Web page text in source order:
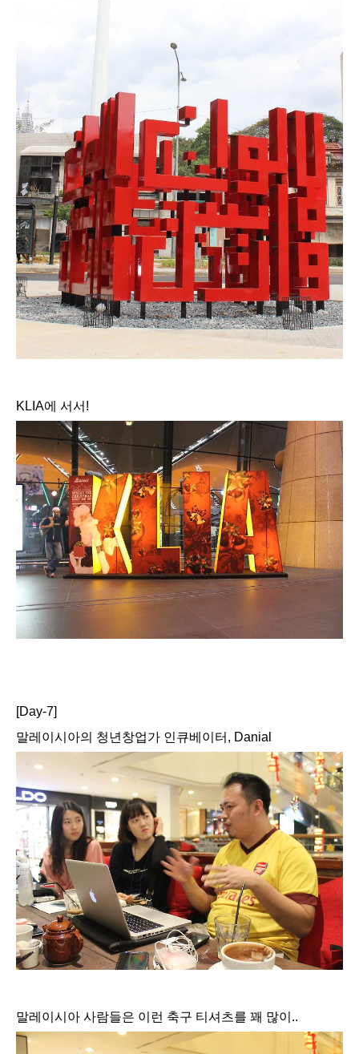
KLIA에 서서!
[Day-7]
말레이시아의 청년창업가 인큐베이터, Danial
말레이시아 사람들은 이런 축구 티셔츠를 꽤 많이..